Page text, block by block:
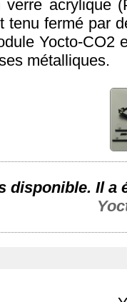
verre acrylique
tenu fermé par
Yocto-CO2
métalliques.
disponible. Il a